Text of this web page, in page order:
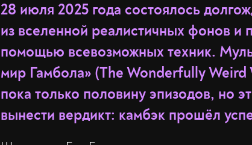
28 июля 2025 года состоялось
из вселенной реалистичных фонов
помощью всевозможных техник.
мир Гамбола» (The Wonderfully
пока только половину эпизодов, но
вынести вердикт: камбэк прошёл